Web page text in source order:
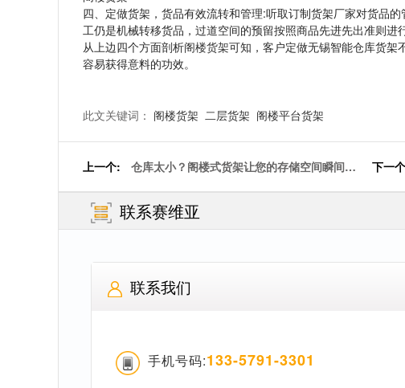
四、定做货架，货品有效流转和管理:听取订制货架厂家对货品
工仍是机械转移货品，过道空间的预留按照商品先进先出准则进行
从上边四个方面剖析阁楼货架可知，客户定做无锡智能仓库货架
容易获得意料的功效。
此文关键词： 阁楼货架 二层货架 阁楼平台货架
上一个:
仓库太小？阁楼式货架让您的存储空间瞬间翻
下一
联系赛维亚
联系我们
手机号码:133-5791-3301